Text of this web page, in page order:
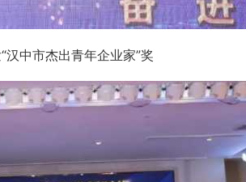
汉中市杰出青年企业家”奖